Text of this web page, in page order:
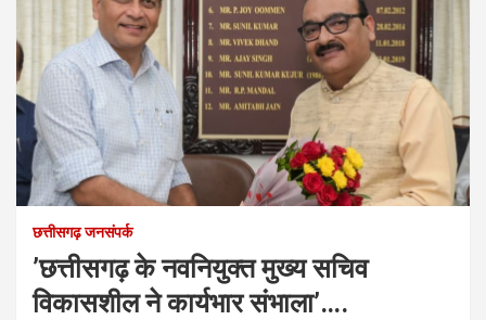
छत्तीसगढ़ जनसंपर्क
’छत्तीसगढ़ के नवनियुक्त मुख्य सचिव
विकासशील ने कार्यभार संभाला’….